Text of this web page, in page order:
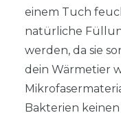
einem Tuch
natürliche
werden, da sie
dein Wärmetier
Bakterien